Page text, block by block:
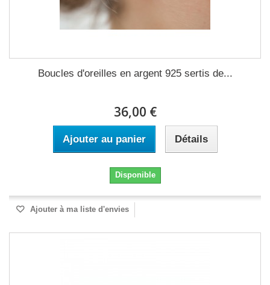
Boucles d'oreilles en argent 925 sertis de...
36,00 €
Ajouter au panier Détails
Disponible
Ajouter à ma liste d'envies